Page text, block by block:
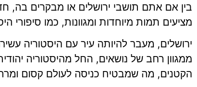
בין אם אתם תושבי ירושלים או מבקרים בה,
מציעים תמות מיוחדות ומגוונות, כמו סיפורי
ירושלים, מעבר להיותה עיר עם היסטוריה
ממגוון רחב של נושאים, החל מהיסטוריה
הקטנים, מה שמבטיח כניסה לעולם קסום